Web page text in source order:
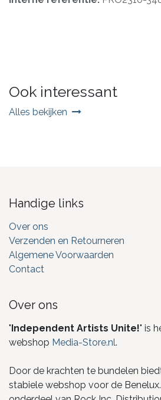
Ook interessant
Alles bekijken
Handige links
Over ons
Verzenden en Retourneren
Algemene Voorwaarden
Contact
Over ons
"Independent Artists Unite!" is
webshop Media-Store.nl.
Door de krachten te bundelen
stabiele webshop voor de